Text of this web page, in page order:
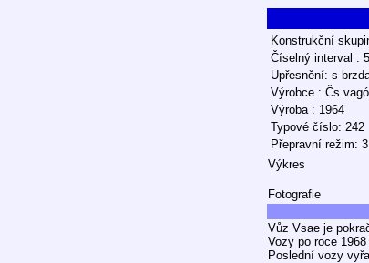
Konstrukční
Číselný interval :
Upřesnění: s
Výrobce :
Výroba : 1964
Typové číslo: 242
Přepravní režim:
Výkres
Fotografie
Vůz Vsae je
Vozy po roce
Poslední vozy